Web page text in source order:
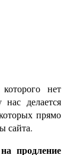
нет
делается
прямо
сайта.
продление